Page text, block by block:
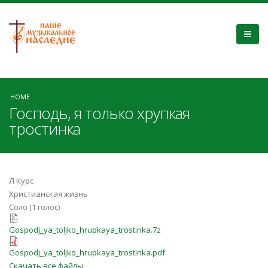
HOME
Господь, я только хрупкая
тростинка
Л Курс
Христианская жизнь
Соло (1 голос)
Gospodj_ya_toljko_hrupkaya_trostinka.7z
Gospodj_ya_toljko_hrupkaya_trostinka.pdf
Скачать все файлы